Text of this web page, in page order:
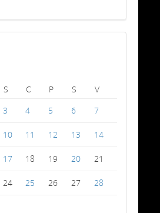
S C P S
V
3 4 5 6 7
10 11 12 13 14
17 18 19 20 21
24 25 26 27 28